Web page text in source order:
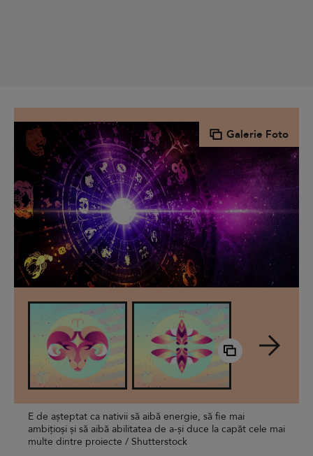
Galerie Foto
E de așteptat ca nativii să aibă energie, să fie mai
ambițioși și să aibă abilitatea de a-și duce la capăt cele mai
multe dintre proiecte / Shutterstock